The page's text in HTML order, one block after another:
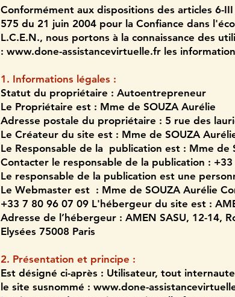
Conformément aux dispositions des articles 6-
575 du 21 juin 2004 pour la Confiance dans
L.C.E.N., nous portons à la connaissance des
: www.done-assistancevirtuelle.fr les
1. Informations légales :
Statut du propriétaire : Autoentrepreneur
Le Propriétaire est : Mme de SOUZA Aurélie
Adresse postale du propriétaire : 5 rue des
Le Créateur du site est : Mme de SOUZA
Le Responsable de la publication est : Mme de
Contacter le responsable de la publication :
Le responsable de la publication est une
Le Webmaster est : Mme de SOUZA Aurélie
+33 7 80 96 07 09 L'hébergeur du site est :
Adresse de l’hébergeur : AMEN SASU, 12-14,
Elysées 75008 Paris
2. Présentation et principe :
Est désigné ci-après : Utilisateur, tout
le site susnommé : www.done-